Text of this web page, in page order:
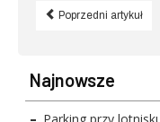
Poprzedni artykuł
Najnowsze